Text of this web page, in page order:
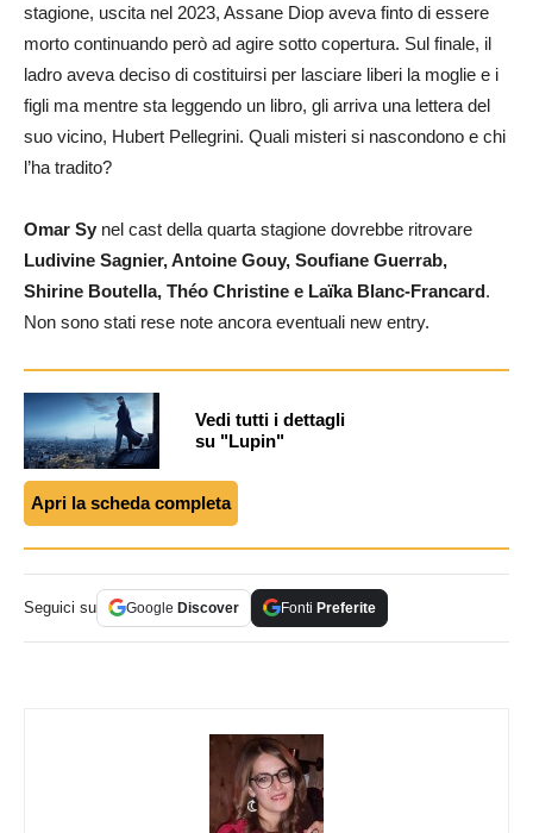
stagione, uscita nel 2023, Assane Diop aveva finto di essere
morto continuando però ad agire sotto copertura. Sul finale, il
ladro aveva deciso di costituirsi per lasciare liberi la moglie e i
figli ma mentre sta leggendo un libro, gli arriva una lettera del
suo vicino, Hubert Pellegrini. Quali misteri si nascondono e chi
l’ha tradito?
Omar Sy nel cast della quarta stagione dovrebbe ritrovare
Ludivine Sagnier, Antoine Gouy, Soufiane Guerrab,
Shirine Boutella, Théo Christine e Laïka Blanc-Francard.
Non sono stati rese note ancora eventuali new entry.
Vedi tutti i dettagli
su "Lupin"
Apri la scheda completa
Seguici su Google Discover Fonti Preferite